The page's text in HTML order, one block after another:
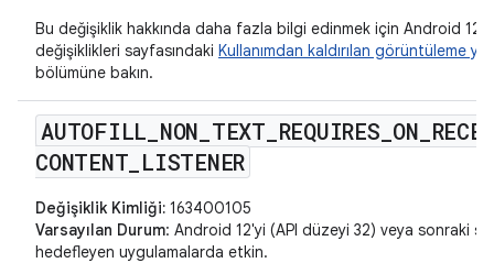
Bu değişiklik hakkında daha fazla bilgi edinmek için Android 12
değişiklikleri sayfasındaki Kullanımdan kaldırılan görüntüleme
bölümüne bakın.
AUTOFILL NON TEXT REQUIRES ON
CONTENT LISTENER
Değişiklik Kimliği: 163400105
Varsayılan Durum: Android 12'yi (API düzeyi 32) veya sonraki
hedefleyen uygulamalarda etkin.